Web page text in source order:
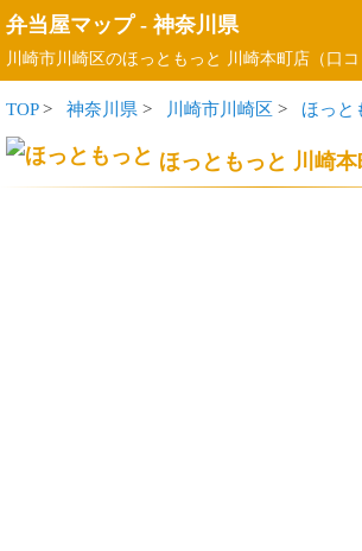
弁当屋マップ- 神奈川県
川崎市川崎区のほっともっと 川崎本町店（口コ
TOP> 神奈川県 > 川崎市川崎区 > ほっと
ほっともっと 川崎